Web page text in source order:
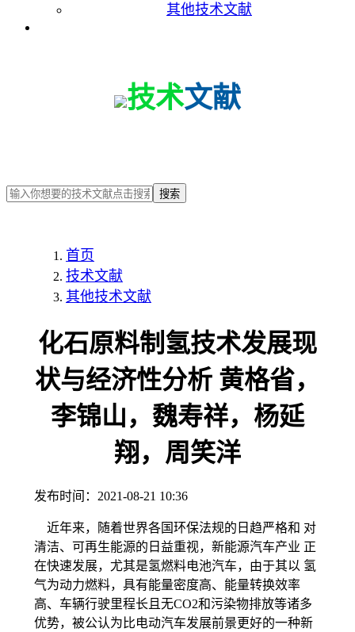
其他技术文献
技术文献
搜索
首页
技术文献
其他技术文献
化石原料制氢技术发展现
状与经济性分析 黄格省，
李锦山，魏寿祥，杨延
翔，周笑洋
发布时间： 2021-08-21 10:36
近年来，随着世界各国环保法规的日趋严格和 对
清洁、可再生能源的日益重视，新能源汽车产业 正
在快速发展，尤其是氢燃料电池汽车，由于其以 氢
气为动力燃料，具有能量密度高、能量转换效率
高、车辆行驶里程长且无CO2和污染物排放等诸多
优势，被公认为比电动汽车发展前景更好的一种新